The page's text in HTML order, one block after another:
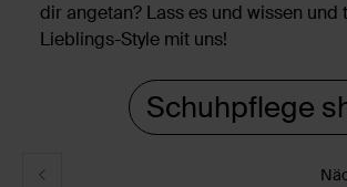
dir angetan? Lass es und wissen und
Lieblings-Style mit uns!
Schuhpflege